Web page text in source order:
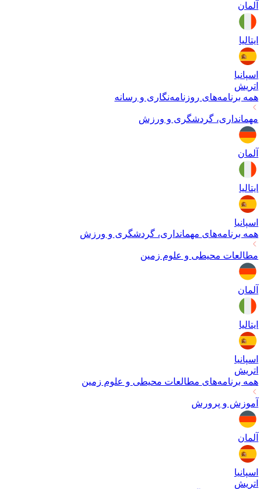
آلمان
ایتالیا
اسپانیا
اتریش
همه برنامه‌های روزنامه‌نگاری و رسانه
مهمانداری، گردشگری و ورزش
آلمان
ایتالیا
اسپانیا
همه برنامه‌های مهمانداری، گردشگری و ورزش
مطالعات محیطی و علوم زمین
آلمان
ایتالیا
اسپانیا
اتریش
همه برنامه‌های مطالعات محیطی و علوم زمین
آموزش و پرورش
آلمان
اسپانیا
اتریش